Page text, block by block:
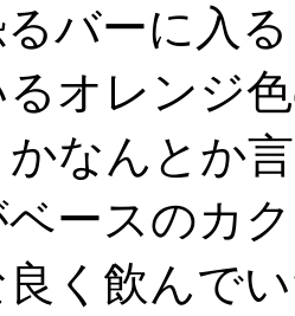
バーに入
オレンジ
なんとか
ースのカ
く飲んで